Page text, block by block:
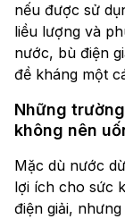
nếu được sử
liều lượng và
nước, bù điện
đề kháng một
Những
không nên
Mặc dù nước
lợi ích cho sức
điện giải,